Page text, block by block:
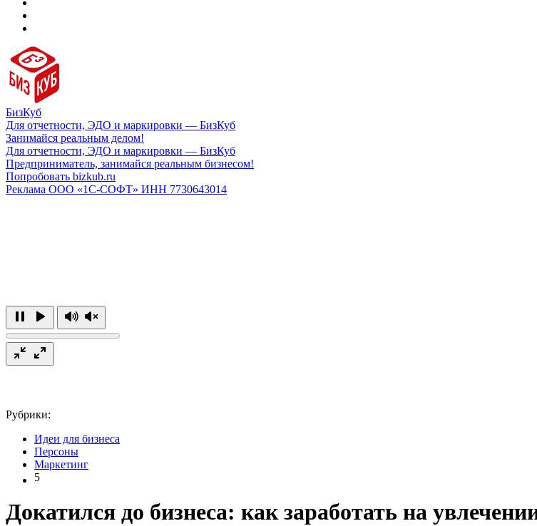
БизКуб
Для отчетности, ЭДО и маркировки — БизКуб
Занимайся реальным делом!
Для отчетности, ЭДО и маркировки — БизКуб
Предприниматель, занимайся реальным бизнесом!
Попробовать bizkub.ru
Реклама ООО «1С-СОФТ» ИНН 7730643014
Рубрики:
Идеи для бизнеса
Персоны
Маркетинг
5
Докатился до бизнеса: как заработать на